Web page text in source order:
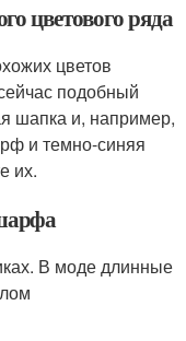
цветового ряда
цветов
подобный
шапка и, например,
и темно-синяя
их.
В моде длинные